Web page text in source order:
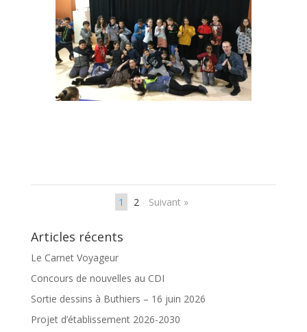
1 2 Suivant »
Articles récents
Le Carnet Voyageur
Concours de nouvelles au CDI
Sortie dessins à Buthiers – 16 juin 2026
Projet d’établissement 2026-2030